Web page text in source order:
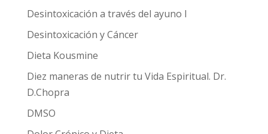
Desintoxicación a través del ayuno I
Desintoxicación y Cáncer
Dieta Kousmine
Diez maneras de nutrir tu Vida Espiritual. Dr.
D.Chopra
DMSO